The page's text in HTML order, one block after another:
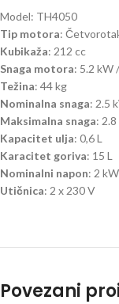
Model: TH4050
Tip motora:
Kubikaža: 212 cc
Snaga motora: 5.2 kW
Težina: 44 kg
Nominalna snaga: 2.5
Maksimalna snaga:
Kapacitet ulja: 0,6 L
Karacitet goriva: 15 L
Nominalni napon: 2 kW
Utičnica: 2 x 230 V
Povezani